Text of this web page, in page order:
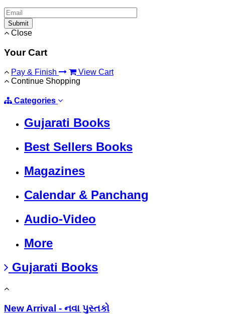
Submit
Close
Your Cart
Pay & Finish
View Cart
Continue Shopping
Categories
Gujarati Books
Best Sellers Books
Magazines
Calendar & Panchang
Audio-Video
More
Gujarati Books
New Arrival - નવા પુસ્તકો